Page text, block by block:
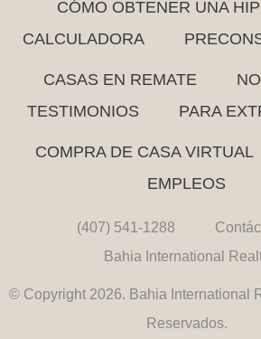
CÓMO OBTENER UNA
CALCULADORA
CASAS EN REMATE
TESTIMONIOS
PARA
COMPRA DE CASA VIRTUAL
EMPLEOS
(407) 541-1288
Bahia International
© Copyright 2026. Bahia International
Reservados.